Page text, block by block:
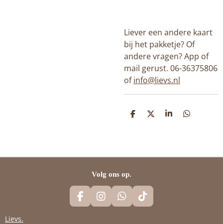
Liever een andere kaart
bij het pakketje? Of
andere vragen? App of
mail gerust. 06-36375806
ofinfo@lievs.nl
D
D
S
D
Volg ons op.
F
A
I
N
W
H
T
I
Lievs.